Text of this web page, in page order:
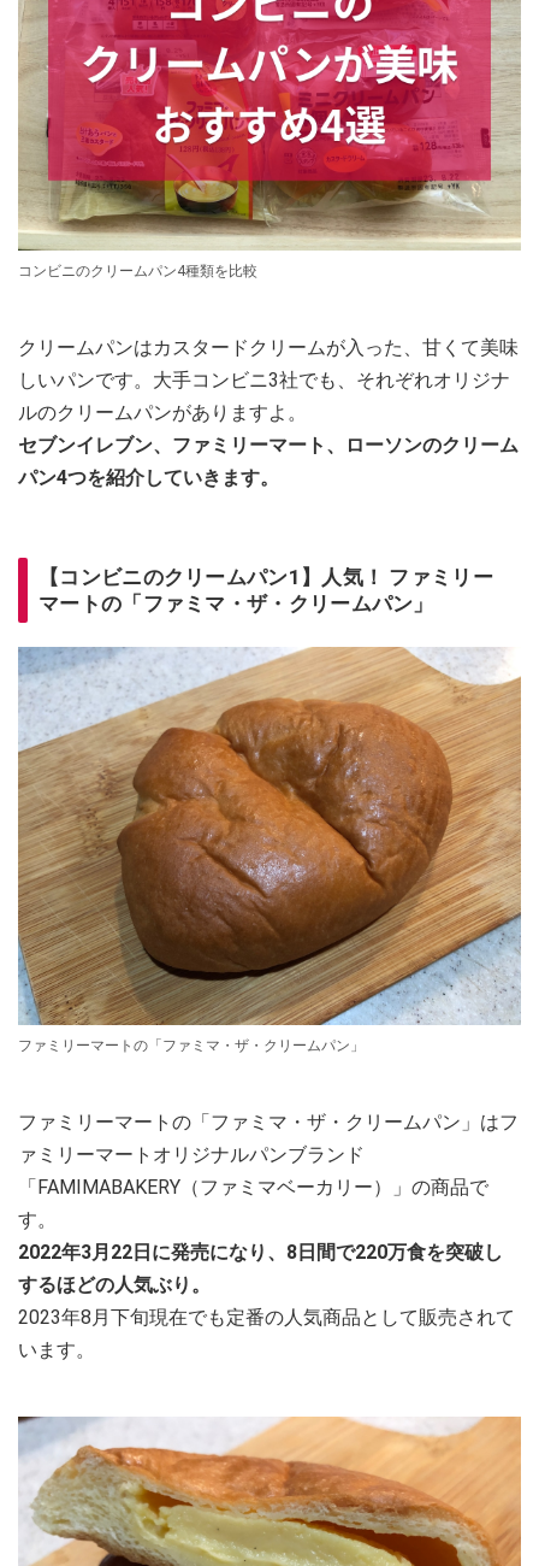
コンビニのクリームパン4種類を比較
クリームパンはカスタードクリームが入った、甘くて美味
しいパンです。大手コンビニ3社でも、それぞれオリジナ
ルのクリームパンがありますよ。
セブンイレブン、ファミリーマート、ローソンのクリーム
パン4つを紹介していきます。
【コンビニのクリームパン1】人気！ ファミリー
マートの「ファミマ・ザ・クリームパン」
ファミリーマートの「ファミマ・ザ・クリームパン」
ファミリーマートの「ファミマ・ザ・クリームパン」はフ
ァミリーマートオリジナルパンブランド
「FAMIMABAKERY（ファミマベーカリー）」の商品で
す。
2022年3月22日に発売になり、8日間で220万食を突破し
するほどの人気ぶり。
2023年8月下旬現在でも定番の人気商品として販売されて
います。